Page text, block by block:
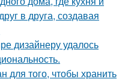
в друга, создавая
дизайнеру удалось
для того, чтобы хранить